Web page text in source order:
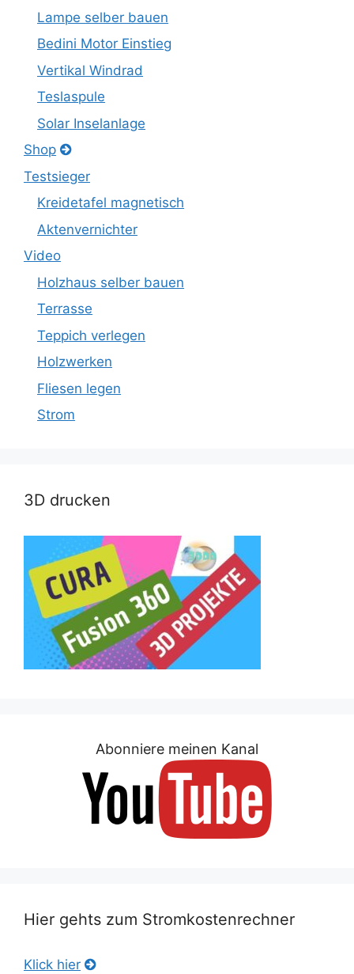
Lampe selber bauen
Bedini Motor Einstieg
Vertikal Windrad
Teslaspule
Solar Inselanlage
Shop
Testsieger
Kreidetafel magnetisch
Aktenvernichter
Video
Holzhaus selber bauen
Terrasse
Teppich verlegen
Holzwerken
Fliesen legen
Strom
3D drucken
Abonniere meinen Kanal
Hier gehts zum Stromkostenrechner
Klick hier